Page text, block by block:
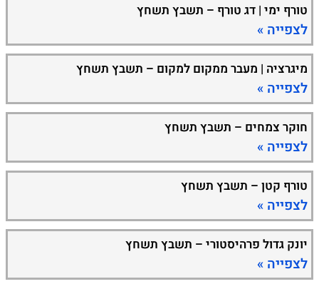
טורף ימי | דג טורף – תשבץ תשחץ
לצפייה »
מיגרציה | מעבר ממקום למקום – תשבץ תשחץ
לצפייה »
חוקר צמחים – תשבץ תשחץ
לצפייה »
טורף קטן – תשבץ תשחץ
לצפייה »
יונק גדול פרהיסטורי – תשבץ תשחץ
לצפייה »